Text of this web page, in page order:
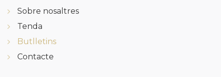
Sobre nosaltres
Tenda
Butlletins
Contacte